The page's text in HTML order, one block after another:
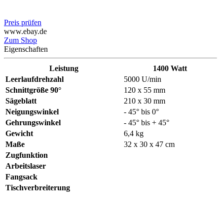
Preis prüfen
www.ebay.de
Zum Shop
Eigenschaften
Leistung
1400 Watt
Leerlaufdrehzahl
5000 U/min
Schnittgröße 90°
120 x 55 mm
Sägeblatt
210 x 30 mm
Neigungswinkel
- 45° bis 0°
Gehrungswinkel
- 45° bis + 45°
Gewicht
6,4 kg
Maße
32 x 30 x 47 cm
Zugfunktion
Arbeitslaser
Fangsack
Tischverbreiterung